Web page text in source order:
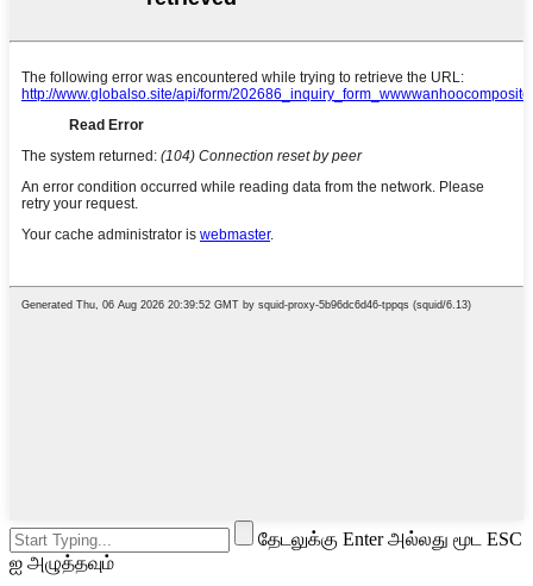
தேடலுக்கு Enter அல்லது மூட ESC
ஐ அழுத்தவும்